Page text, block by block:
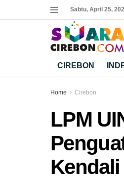
Sabtu, April 25,
CIREBON
Home Cirebon
LPM